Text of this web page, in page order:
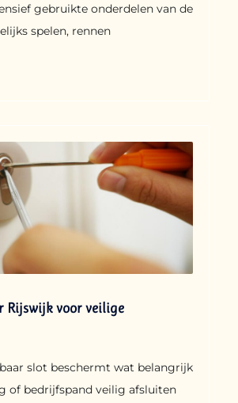
gebruikte onderdelen van de
spelen, rennen
Rijswijk voor veilige
slot beschermt wat belangrijk
of bedrijfspand veilig afsluiten